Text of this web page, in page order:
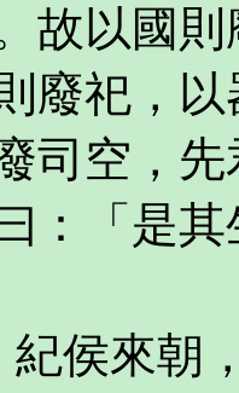
故以國
廢祀，
司空，
：「是
紀侯來朝